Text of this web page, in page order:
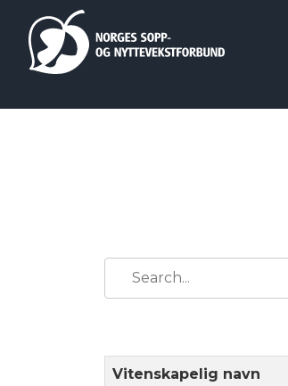
Vitenskapelig navn